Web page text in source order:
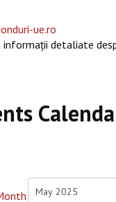
ue.ro
informaţii detaliate